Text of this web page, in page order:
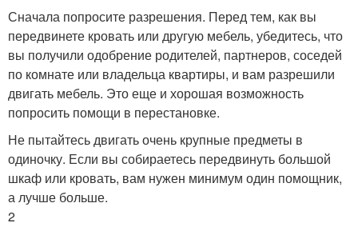
Сначала попросите разрешения. Перед тем, как вы
передвинете кровать или другую мебель, убедитесь, что
вы получили одобрение родителей, партнеров, соседей
по комнате или владельца квартиры, и вам разрешили
двигать мебель. Это еще и хорошая возможность
попросить помощи в перестановке.
Не пытайтесь двигать очень крупные предметы в
одиночку. Если вы собираетесь передвинуть большой
шкаф или кровать, вам нужен минимум один помощник,
а лучше больше.
2